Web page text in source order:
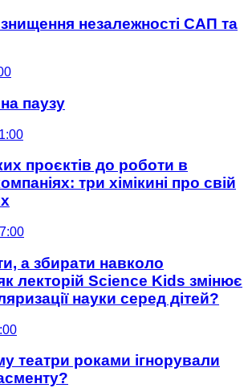
незалежності САП та
паузу
проєктів до роботи в
три хімікині про свій
а збирати навколо
лекторій Science Kids змінює
науки серед дітей?
театри роками ігнорували